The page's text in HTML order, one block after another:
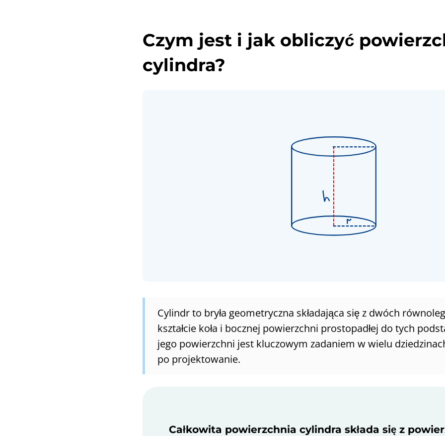
Czym jest i jak obliczyć
cylindra?
Cylindr to bryła geometryczna składająca się z dwóch
kształcie koła i bocznej powierzchni prostopadłej do tych
jego powierzchni jest kluczowym zadaniem w wielu
po projektowanie.
Całkowita powierzchnia cylindra składa się z